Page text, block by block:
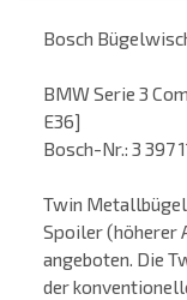
Bosch
BMW Serie 3
E36]
Bosch-Nr.: 3 397
Twin
Spoiler (höherer
angeboten. Die
der